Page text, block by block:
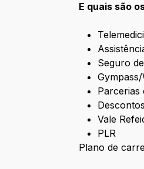
E quais são
Seguro
Parcerias
Vale
PLR
Plano de